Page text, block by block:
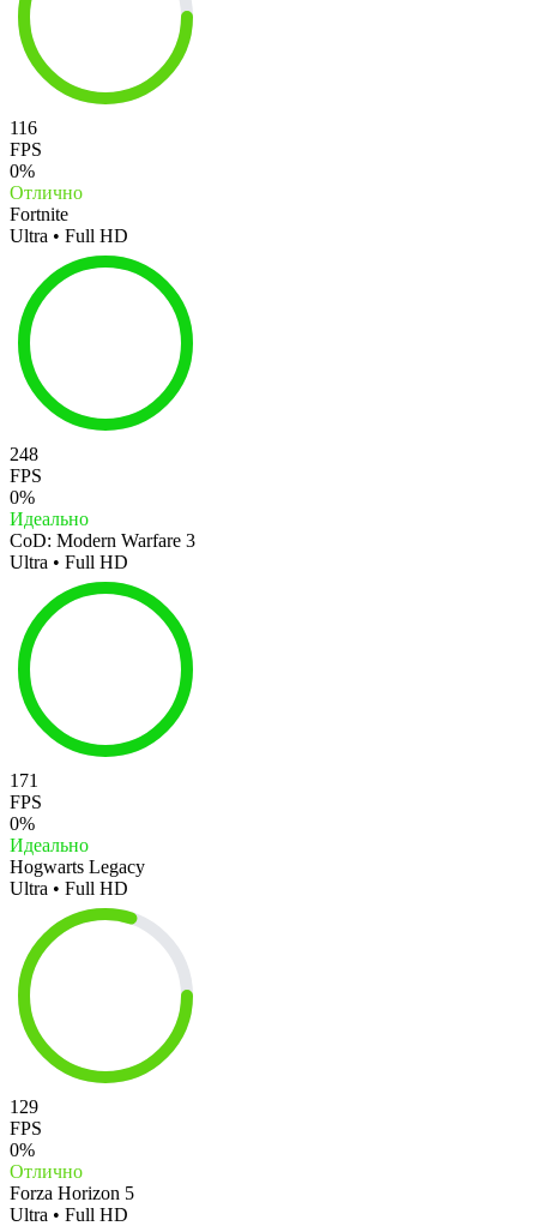
116
FPS
0%
Отлично
Fortnite
Ultra • Full HD
248
FPS
0%
Идеально
CoD: Modern Warfare 3
Ultra • Full HD
171
FPS
0%
Идеально
Hogwarts Legacy
Ultra • Full HD
129
FPS
0%
Отлично
Forza Horizon 5
Ultra • Full HD